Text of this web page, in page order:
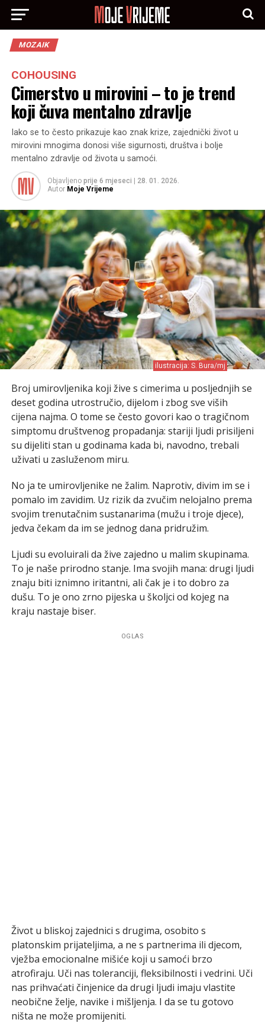
MOZAIK
COHOUSING
Cimerstvo u mirovini – to je trend
koji čuva mentalno zdravlje
Iako se to često prikazuje kao znak krize, zajednički život u
mirovini mnogima donosi više sigurnosti, društva i bolje
mentalno zdravlje od života u samoći.
Objavljeno prije 6 mjeseci
28. 01. 2026.
Autor Moje Vrijeme
ilustracija: S. Bura/mj
Broj umirovljenika koji žive s cimerima u posljednjih se
deset godina utrostručio, dijelom i zbog sve viših
cijena najma. O tome se često govori kao o tragičnom
simptomu društvenog propadanja: stariji ljudi prisiljeni
su dijeliti stan u godinama kada bi, navodno, trebali
uživati u zasluženom miru.
No ja te umirovljenike ne žalim. Naprotiv, divim im se i
pomalo im zavidim. Uz rizik da zvučim nelojalno prema
svojim trenutačnim sustanarima (mužu i troje djece),
jedva čekam da im se jednog dana pridružim.
Ljudi su evoluirali da žive zajedno u malim skupinama.
To je naše prirodno stanje. Ima svojih mana: drugi ljudi
znaju biti iznimno iritantni, ali čak je i to dobro za
dušu. To je ono zrno pijeska u školjci od kojeg na
kraju nastaje biser.
OGLAS
Život u bliskoj zajednici s drugima, osobito s
platonskim prijateljima, a ne s partnerima ili djecom,
vježba emocionalne mišiće koji u samoći brzo
atrofiraju. Uči nas toleranciji, fleksibilnosti i vedrini. Uči
nas prihvaćati činjenice da drugi ljudi imaju vlastite
neobične želje, navike i mišljenja. I da se tu gotovo
ništa ne može promijeniti.